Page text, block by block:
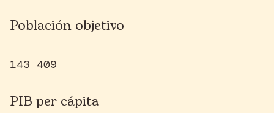
Población objetivo
143 409
PIB per cápita